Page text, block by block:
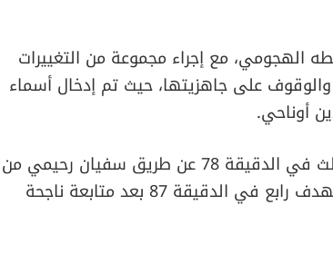
الهجومي، مع إجراء مجموعة من التغييرات
على جاهزيتها، حيث تم إدخال أسماء
أوناحي.
وتمكن المنتخب الوطني من إضافة الهدف الثالث في الدقيقة 78 عن طريق سفيان رحيمي من
ركلة جزاء، قبل أن يختتم أيوب الكعبي النتيجة بهدف رابع في الدقيقة 87 بعد متابعة ناجحة